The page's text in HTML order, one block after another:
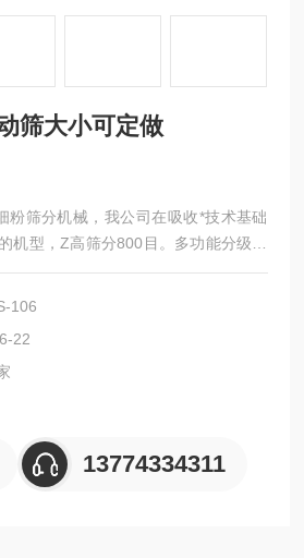
筛大小可定做
粉筛分机械，我公司在吸收*技术基础
机型，Z高筛分800目。多功能分级振
106
22
13774334311